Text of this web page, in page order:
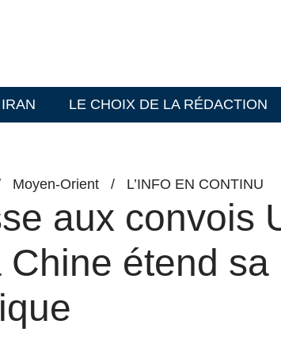
IRAN LE CHOIX DE LA RÉDACTION
Moyen-Orient / L’INFO EN CONTINU
aux convois
Chine étend sa